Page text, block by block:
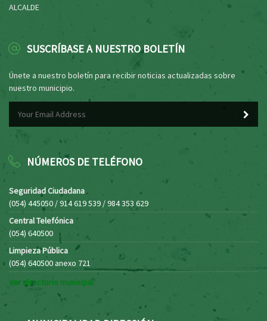
ALCALDE
SUSCRÍBASE A NUESTRO BOLETÍN
Únete a nuestro boletín para recibir noticias actualizadas sobre
nuestro municipio.
NÚMEROS DE TELÉFONO
Seguridad Ciudadana
(054) 445050 / 914 619 539 / 984 353 629
Central Telefónica
(054) 640500
Limpieza Pública
(054) 640500 anexo 721
Ver directorio municipal